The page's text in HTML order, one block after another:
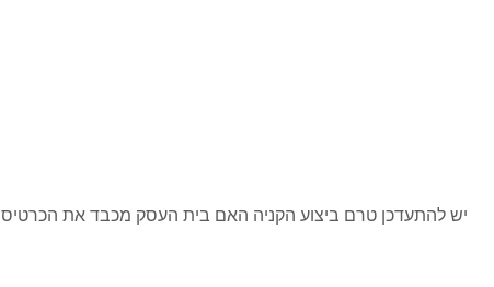
יש להתעדכן טרם ביצוע הקניה האם בית העסק מכבד את הכרטיס